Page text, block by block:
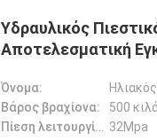
Υδραυλικός
Αποτελεσματική
Όνομα:
Βάρος βραχίονα:
500
Πίεση λειτουργίας: 32Mpa